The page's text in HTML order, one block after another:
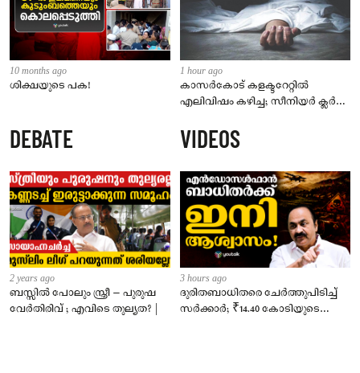
10 months ago
ശിക്ഷയുടെ പക!
1 hour ago
കാസർകോട് കളക്ടറേറ്റിൽ
എലിവിഷം കഴിച്ച; സീനിയർ ക്ലർക്ക്
DEBATE
2 years ago
ബസ്സിൽ പോലും സ്ത്രീ – പുരുഷ
വേർതിരിവ് ; എവിടെ തുല്യത? |
VIDEOS
3 hours ago
ദുരിതബാധിതരെ ചേർത്തുപിടിച്ച്
സർക്കാർ; ₹14.40 കോടിയുടെ